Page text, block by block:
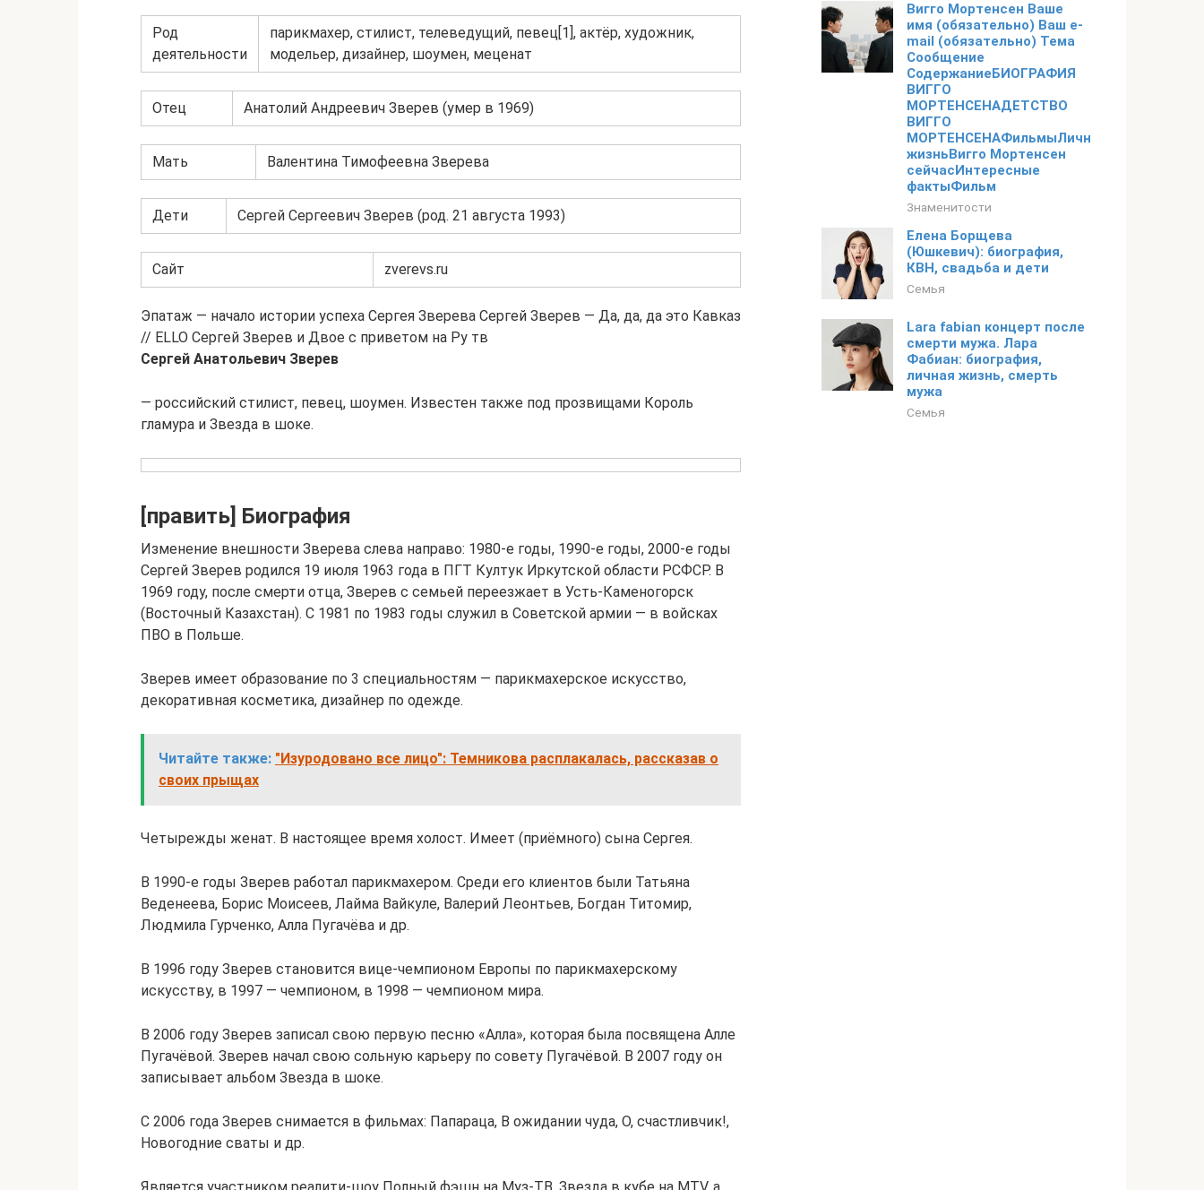
Род
деятельности
парикмахер, стилист, телеведущий, певец[1], актёр, художник,
модельер, дизайнер, шоумен, меценат
Отец Анатолий Андреевич Зверев (умер в 1969)
Мать Валентина Тимофеевна Зверева
Дети Сергей Сергеевич Зверев (род. 21 августа 1993)
Сайт zverevs.ru
Эпатаж — начало истории успеха Сергея Зверева Сергей Зверев — Да, да, да это Кавказ
// ELLO Сергей Зверев и Двое с приветом на Ру тв
Сергей Анатольевич Зверев
— российский стилист, певец, шоумен. Известен также под прозвищами Король
гламура и Звезда в шоке.
[править] Биография
Изменение внешности Зверева слева направо: 1980-е годы, 1990-е годы, 2000-е годы
Сергей Зверев родился 19 июля 1963 года в ПГТ Култук Иркутской области РСФСР. В
1969 году, после смерти отца, Зверев с семьей переезжает в Усть-Каменогорск
(Восточный Казахстан). С 1981 по 1983 годы служил в Советской армии — в войсках
ПВО в Польше.
Зверев имеет образование по 3 специальностям — парикмахерское искусство,
декоративная косметика, дизайнер по одежде.
Читайте также: "Изуродовано все лицо": Темникова расплакалась, рассказав о
своих прыщах
Четырежды женат. В настоящее время холост. Имеет (приёмного) сына Сергея.
В 1990-е годы Зверев работал парикмахером. Среди его клиентов были Татьяна
Веденеева, Борис Моисеев, Лайма Вайкуле, Валерий Леонтьев, Богдан Титомир,
Людмила Гурченко, Алла Пугачёва и др.
В 1996 году Зверев становится вице-чемпионом Европы по парикмахерскому
искусству, в 1997 — чемпионом, в 1998 — чемпионом мира.
В 2006 году Зверев записал свою первую песню «Алла», которая была посвящена Алле
Пугачёвой. Зверев начал свою сольную карьеру по совету Пугачёвой. В 2007 году он
записывает альбом Звезда в шоке.
С 2006 года Зверев снимается в фильмах: Папараца, В ожидании чуда, О, счастливчик!,
Новогодние сваты и др.
Вигго Мортенсен Ваше
имя (обязательно) Ваш e-
mail (обязательно) Тема
Сообщение
СодержаниеБИОГРАФИЯ
ВИГГО
МОРТЕНСЕНАДЕТСТВО
ВИГГО
МОРТЕНСЕНАФильмыЛичная
жизньВигго Мортенсен
сейчасИнтересныe
фактыФильм
Знаменитости
Елена Борщева
(Юшкевич): биография,
КВН, свадьба и дети
Семья
Lara fabian концерт после
смерти мужа. Лара
Фабиан: биография,
личная жизнь, смерть
мужа
Семья